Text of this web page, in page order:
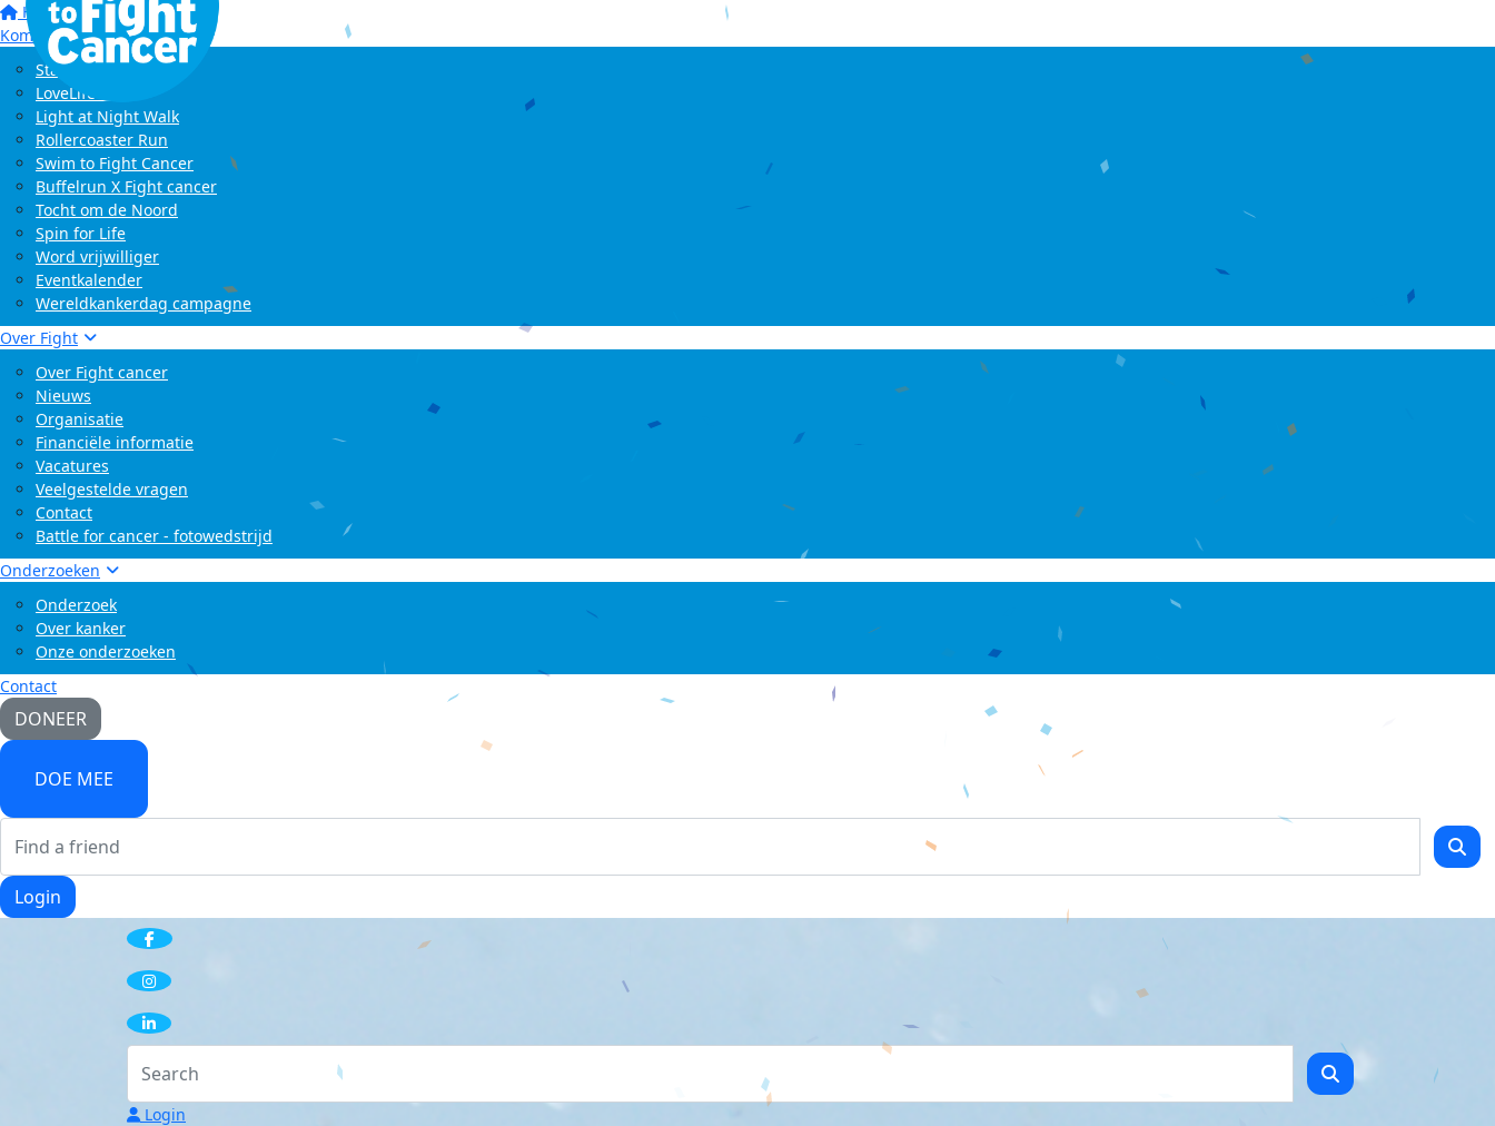
Home
Kom in actie
Start zelf een actie
LoveLife Run
Light at Night Walk
Rollercoaster Run
Swim to Fight Cancer
Buffelrun X Fight cancer
Tocht om de Noord
Spin for Life
Word vrijwilliger
Eventkalender
Wereldkankerdag campagne
Over Fight
Over Fight cancer
Nieuws
Organisatie
Financiële informatie
Vacatures
Veelgestelde vragen
Contact
Battle for cancer - fotowedstrijd
Onderzoeken
Onderzoek
Over kanker
Onze onderzoeken
Contact
DONEER
DOE MEE
Login
Login